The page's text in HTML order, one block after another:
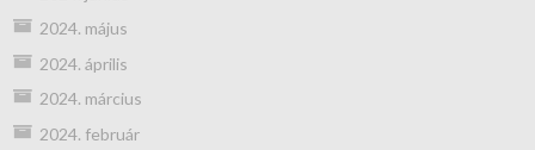
2024. május
2024. április
2024. március
2024. február